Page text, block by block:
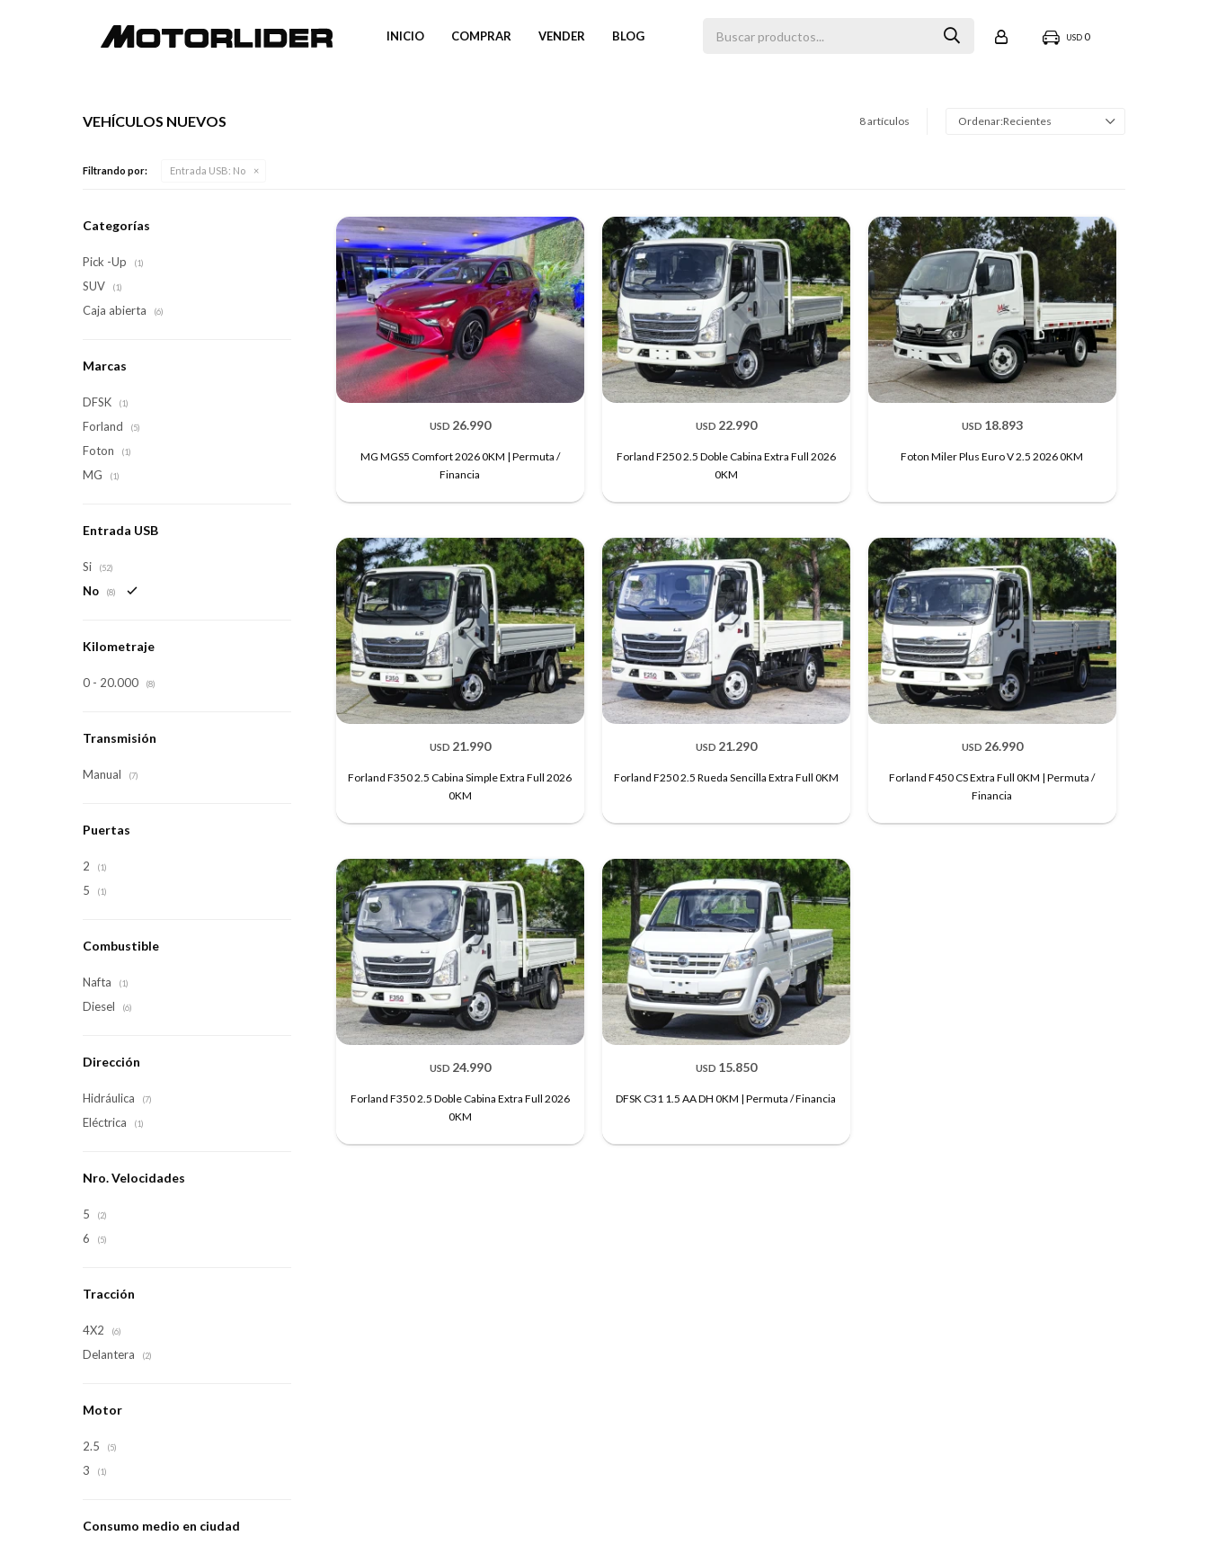
INICIO COMPRAR VENDER BLOG USD 0
VEHÍCULOS NUEVOS 8 artículos Recientes
Filtrando por: Entrada USB: No
USD 26.990
MG MGS5 Comfort 2026 0KM | Permuta /
Financia
USD 22.990
Forland F250 2.5 Doble Cabina Extra Full 2026
0KM
USD 18.893
Foton Miler Plus Euro V 2.5 2026 0KM
USD 21.990
Forland F350 2.5 Cabina Simple Extra Full 2026
0KM
USD 21.290
Forland F250 2.5 Rueda Sencilla Extra Full 0KM
USD 26.990
Forland F450 CS Extra Full 0KM | Permuta /
Financia
USD 24.990
Forland F350 2.5 Doble Cabina Extra Full 2026
0KM
USD 15.850
DFSK C31 1.5 AA DH 0KM | Permuta / Financia
Categorías
Pick -Up (1)
SUV (1)
Caja abierta (6)
Marcas
DFSK (1)
Forland (5)
Foton (1)
MG (1)
Entrada USB
Si (52)
No (8)
Kilometraje
0 - 20.000 (8)
Transmisión
Manual (7)
Puertas
2 (1)
5 (1)
Combustible
Nafta (1)
Diesel (6)
Dirección
Hidráulica (7)
Eléctrica (1)
Nro. Velocidades
5 (2)
6 (5)
Tracción
4X2 (6)
Delantera (2)
Motor
2.5 (5)
3 (1)
Consumo medio en ciudad